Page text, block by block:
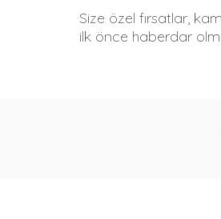
Size özel fırsatlar,
ilk önce haberdar